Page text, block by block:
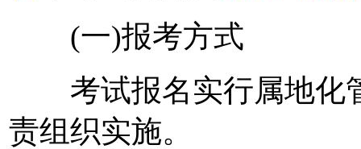
(一)报考方式
考试报名实行属地化
责组织实施。